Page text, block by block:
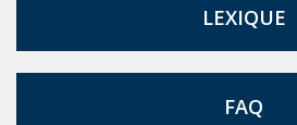
LEXIQUE
FAQ